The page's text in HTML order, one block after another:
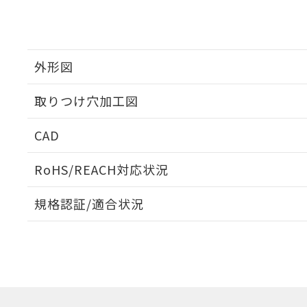
外形図
取りつけ穴加工図
CAD
RoHS/REACH対応状況
EU RoHS 注意事項・凡例
規格認証/適合状況